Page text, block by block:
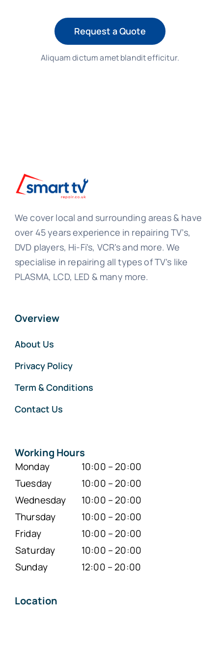
Request a Quote
Aliquam dictum amet blandit efficitur.
We cover local and surrounding areas & have
over 45 years experience in repairing TV’s,
DVD players, Hi-Fi’s, VCR’s and more. We
specialise in repairing all types of TV’s like
PLASMA, LCD, LED & many more.
Overview
About Us
Privacy Policy
Term & Conditions
Contact Us
Working Hours
Monday
10:00 – 20:00
Tuesday
10:00 – 20:00
Wednesday
10:00 – 20:00
Thursday
10:00 – 20:00
Friday
10:00 – 20:00
Saturday
10:00 – 20:00
Sunday
12:00 – 20:00
Location